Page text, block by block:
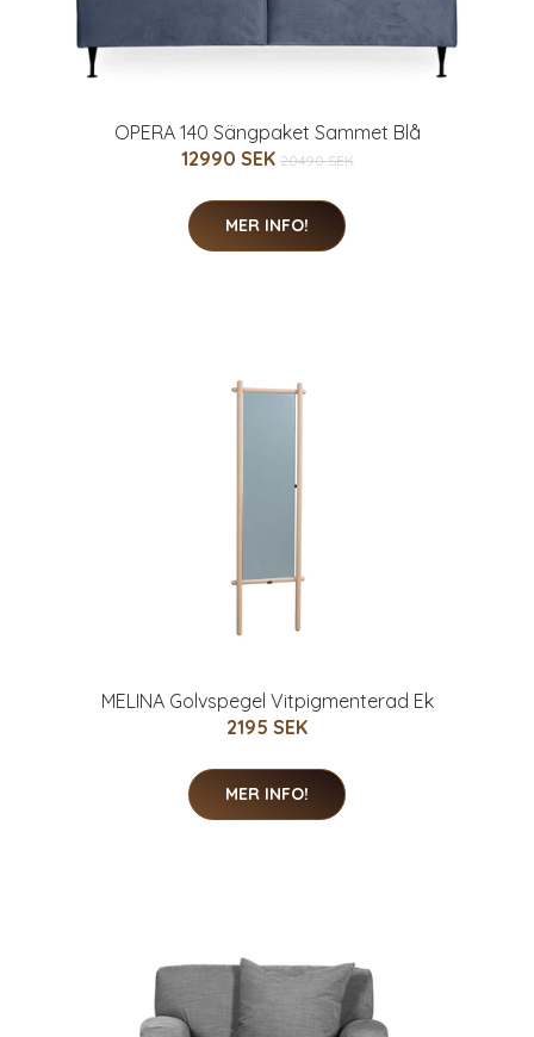
OPERA 140 Sängpaket Sammet Blå
12990 SEK 20490 SEK
MER INFO!
MELINA Golvspegel Vitpigmenterad Ek
2195 SEK
MER INFO!